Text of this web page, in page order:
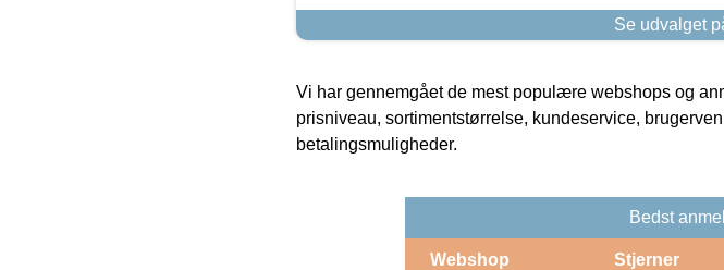
Se udvalget
Vi har gennemgået de mest populære webshops og
prisniveau, sortimentstørrelse, kundeservice,
betalingsmuligheder.
Bedst
Webshop Stjerner